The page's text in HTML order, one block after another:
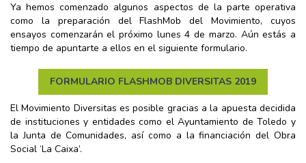
Ya hemos comenzado algunos aspectos de la parte operativa
como la preparación del FlashMob del Movimiento, cuyos
ensayos comenzarán el próximo lunes 4 de marzo. Aún estás a
tiempo de apuntarte a ellos en el siguiente formulario.
FORMULARIO FLASHMOB DIVERSITAS 2019
El Movimiento Diversitas es posible gracias a la apuesta decidida
de instituciones y entidades como el Ayuntamiento de Toledo y
la Junta de Comunidades, así como a la financiación del Obra
Social ‘La Caixa’.